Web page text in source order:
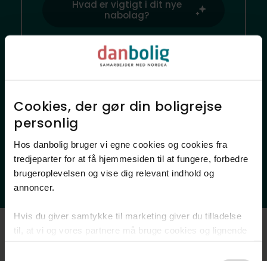
Cookies, der gør din boligrejse
personlig​
Hos danbolig bruger vi egne cookies og cookies fra
tredjeparter for at få hjemmesiden til at fungere, forbedre
brugeroplevelsen og vise dig relevant indhold og
annoncer.​
Hvis du giver samtykke til marketing giver du tilladelse
til, at vi og vores partnere må bruge cookies og lignende
Hvad er vigtigt i dit nye
nabolag?
Lokale favoritsteder
Offentlig transport
Sundhed
Skoler
Daginstitutioner
Fritidsfaciliteter
Natur
Ladestander